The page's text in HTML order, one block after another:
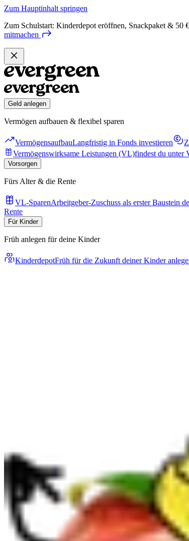
Zum Hauptinhalt springen
Zum Schulstart: Kinderdepot eröffnen, Snackpaket & 50
mitmachen
Geld anlegen
Vermögen aufbauen & flexibel sparen
VermögensaufbauLangfristig in Fonds investieren
Vermögenswirksame Leistungen (VL)findest du unter
Vorsorgen
Fürs Alter & die Rente
VL-SparenArbeitgeber-Zuschuss als erster Baustein
Rente
Für Kinder
Früh anlegen für deine Kinder
KinderdepotFrüh für die Zukunft deiner Kinder